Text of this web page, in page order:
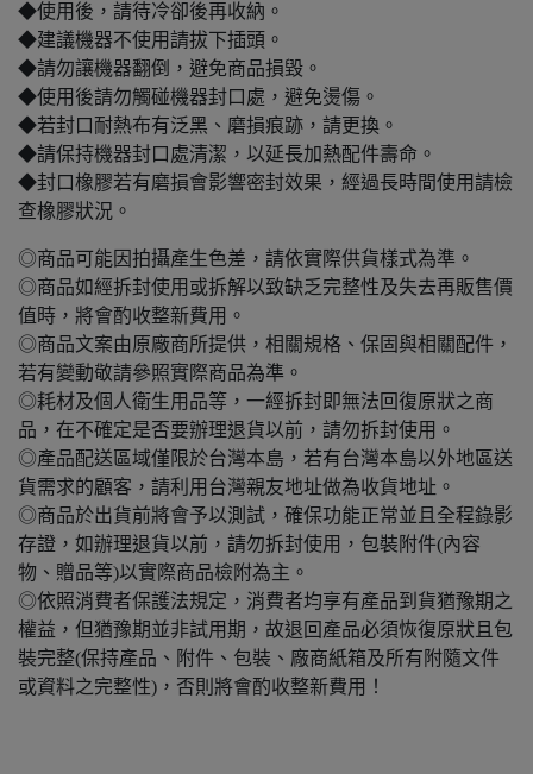
◆使用後，請待冷卻後再收納。
◆建議機器不使用請拔下插頭。
◆請勿讓機器翻倒，避免商品損毀。
◆使用後請勿觸碰機器封口處，避免燙傷。
◆若封口耐熱布有泛黑、磨損痕跡，請更換。
◆請保持機器封口處清潔，以延長加熱配件壽命。
◆封口橡膠若有磨損會影響密封效果，經過長時間使用請檢
查橡膠狀況。
◎商品可能因拍攝產生色差，請依實際供貨樣式為準。
◎商品如經拆封使用或拆解以致缺乏完整性及失去再販售價
值時，將會酌收整新費用。
◎商品文案由原廠商所提供，相關規格、保固與相關配件，
若有變動敬請參照實際商品為準。
◎耗材及個人衛生用品等，一經拆封即無法回復原狀之商
品，在不確定是否要辦理退貨以前，請勿拆封使用。
◎產品配送區域僅限於台灣本島，若有台灣本島以外地區送
貨需求的顧客，請利用台灣親友地址做為收貨地址。
◎商品於出貨前將會予以測試，確保功能正常並且全程錄影
存證，如辦理退貨以前，請勿拆封使用，包裝附件(內容
物、贈品等)以實際商品檢附為主。
◎依照消費者保護法規定，消費者均享有產品到貨猶豫期之
權益，但猶豫期並非試用期，故退回產品必須恢復原狀且包
裝完整(保持產品、附件、包裝、廠商紙箱及所有附隨文件
或資料之完整性)，否則將會酌收整新費用！